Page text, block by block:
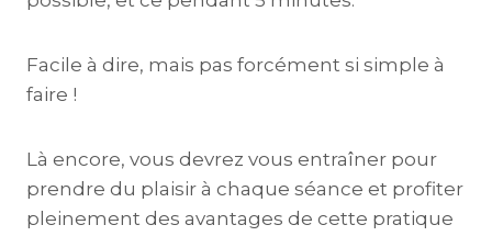
Facile à dire, mais pas forcément si simple à
faire !
Là encore, vous devrez vous entraîner pour
prendre du plaisir à chaque séance et profiter
pleinement des avantages de cette pratique